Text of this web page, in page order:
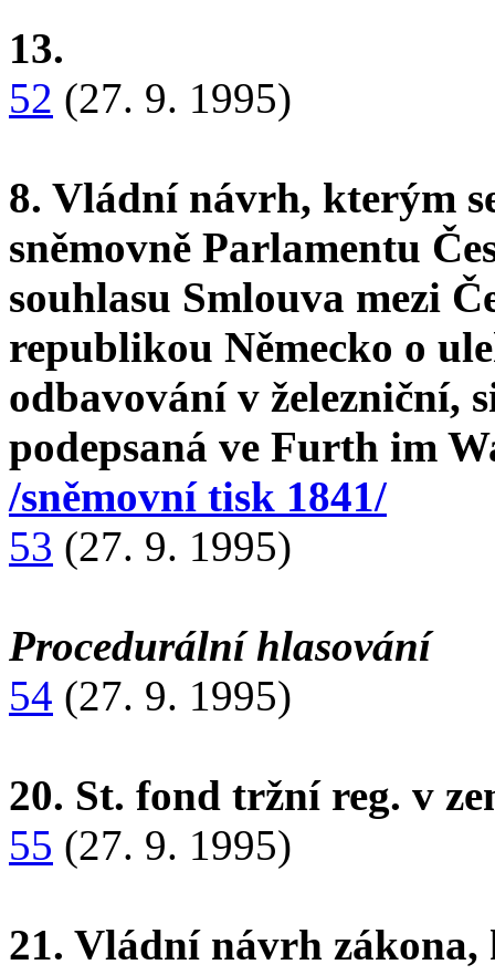
13.
52 (27. 9. 1995)
8. Vládní návrh, kterým
sněmovně Parlamentu
souhlasu Smlouva mezi
republikou Německo o
odbavování v železniční,
podepsaná ve Furth im
/sněmovní tisk 1841/
53 (27. 9. 1995)
Procedurální hlasování
54 (27. 9. 1995)
20. St. fond tržní reg. v
55 (27. 9. 1995)
21. Vládní návrh zákona,